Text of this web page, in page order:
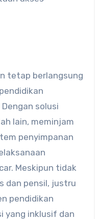
tetap berlangsung
solusi
lain, meminjam
penyimpanan
Meskipun tidak
dan pensil, justru
pendidikan
yang inklusif dan